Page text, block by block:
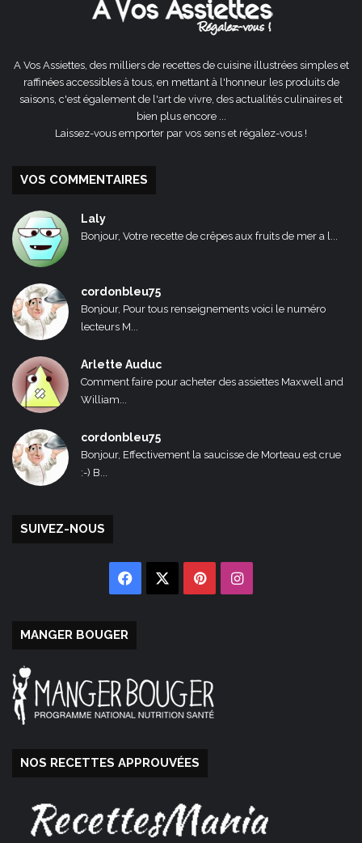
A Vos Assiettes, des milliers de recettes de cuisine illustrées simples et
raffinées accessibles à tous, en mettant à l'honneur les produits de
saisons, c'est également de l'art de vivre, des actualités culinaires et
bien plus encore ...
Laissez-vous emporter par vos sens et régalez-vous !
VOS COMMENTAIRES
Laly
Bonjour, Votre recette de crêpes aux fruits de mer a l...
cordonbleu75
Bonjour, Pour tous renseignements voici le numéro
lecteurs M...
Arlette Auduc
Comment faire pour acheter des assiettes Maxwell and
William...
cordonbleu75
Bonjour, Effectivement la saucisse de Morteau est crue
:-) B...
SUIVEZ-NOUS
Facebook PinterestInstagram
MANGER BOUGER
NOS RECETTES APPROUVÉES